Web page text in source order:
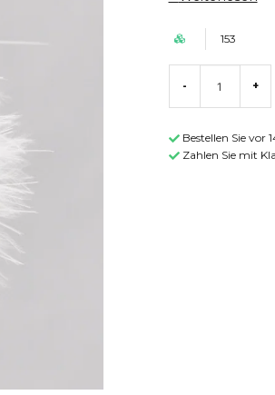
153
- +
Bestellen Sie vor
Zahlen Sie mit